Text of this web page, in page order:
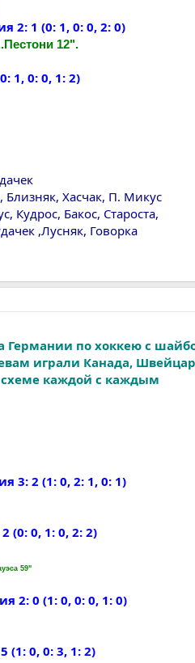
2: 1 (0: 1, 0: 0, 2: 0)
12".
1, 0: 0, 1: 2)
Близняк, Хасчак, П. Микус
Бакос, Староста,
,Лусняк, Говорка
Германии по хоккею с
играли Канада,
каждой с каждым
3: 2 (1: 0, 2: 1, 0: 1)
(0: 0, 1: 0, 2: 2)
59"
2: 0 (1: 0, 0: 0, 1: 0)
(1: 0, 0: 3, 1: 2)